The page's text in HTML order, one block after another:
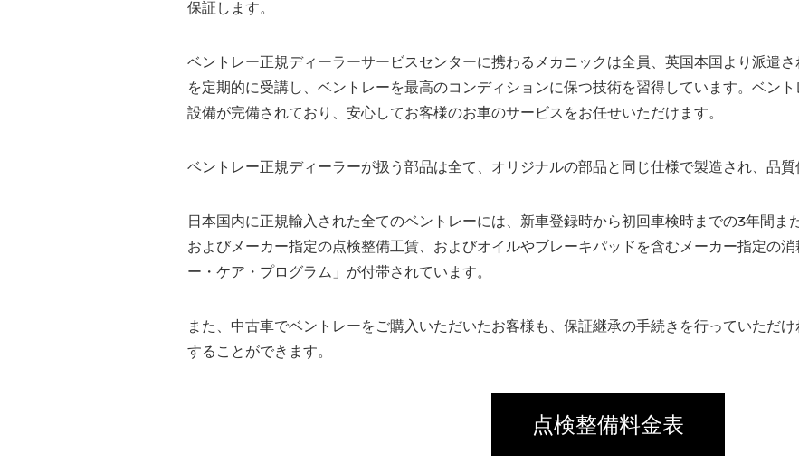
保証します。
ベントレー正規ディーラーサービスセンターに携わるメカニックは全員、英国本国より派遣
を定期的に受講し、ベントレーを最高のコンディションに保つ技術を習得しています。ベン
設備が完備されており、安心してお客様のお車のサービスをお任せいただけます。
ベントレー正規ディーラーが扱う部品は全て、オリジナルの部品と同じ仕様で製造され、品質
日本国内に正規輸入された全てのベントレーには、新車登録時から初回車検時までの3年間ま
およびメーカー指定の点検整備工賃、およびオイルやブレーキパッドを含むメーカー指定の
ー・ケア・プログラム」が付帯されています。
また、中古車でベントレーをご購入いただいたお客様も、保証継承の手続きを行っていただ
することができます。
点検整備料金表